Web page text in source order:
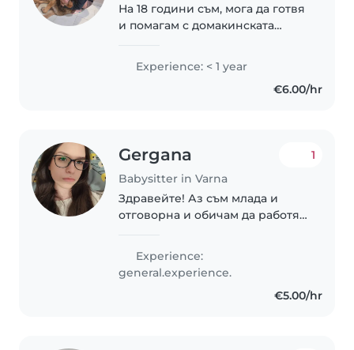
На 18 години съм, мога да готвя
и помагам с домакинската
включително задачи по
Experience: < 1 year
€6.00/hr
Gergana
Babysitter in Varna
1
Здравейте! Аз съм млада и
отговорна и обичам да работя с
деца и съм сертифицирана за
първа помощ. Умея да рисувам,
чета, помагам с домашните,ако
Experience:
general.experience.
€5.00/hr